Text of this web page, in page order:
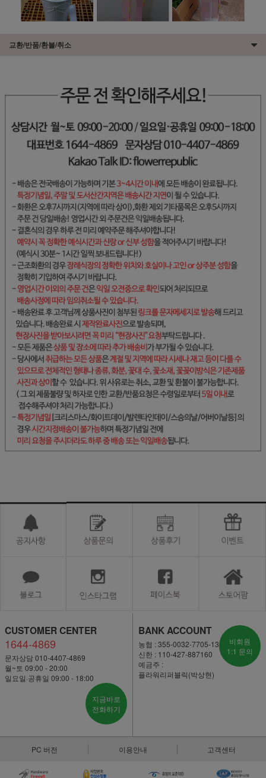
교환/반품/환불/취소
CUSTOMER CENTER
1644-4869
문자상담 010-4407-4869
월~토 09:00 - 20:00
일요일·공휴일 09:00 - 18:00
지금바로
전화하기
BANK ACCOUNT
농협 : 355-0032-7705-13
신한 : 110-427-887160
예금주 :
플라워리퍼블릭(박상현)
비회원
1:1 문의
PC 버전 이용안내 고객센터